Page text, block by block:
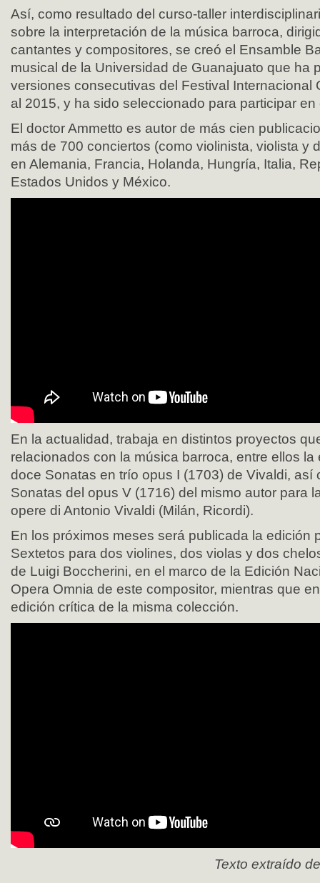
Así, como resultado del curso-taller
sobre la interpretación de la música barroca,
cantantes y compositores, se creó el Ensamble
musical de la Universidad de Guanajuato que ha
versiones consecutivas del Festival Internacional
al 2015, y ha sido seleccionado para participar en
El doctor Ammetto es autor de más cien
más de 700 conciertos (como violinista, violista y
en Alemania, Francia, Holanda, Hungría, Italia,
Estados Unidos y México.
En la actualidad, trabaja en distintos proyectos
relacionados con la música barroca, entre ellos
doce Sonatas en trío opus I (1703) de Vivaldi, así
Sonatas del opus V (1716) del mismo autor para
opere di Antonio Vivaldi (Milán, Ricordi).
En los próximos meses será publicada la edición
Sextetos para dos violines, dos violas y dos
de Luigi Boccherini, en el marco de la Edición
Opera Omnia de este compositor, mientras que
edición crítica de la misma colección.
Texto extraído